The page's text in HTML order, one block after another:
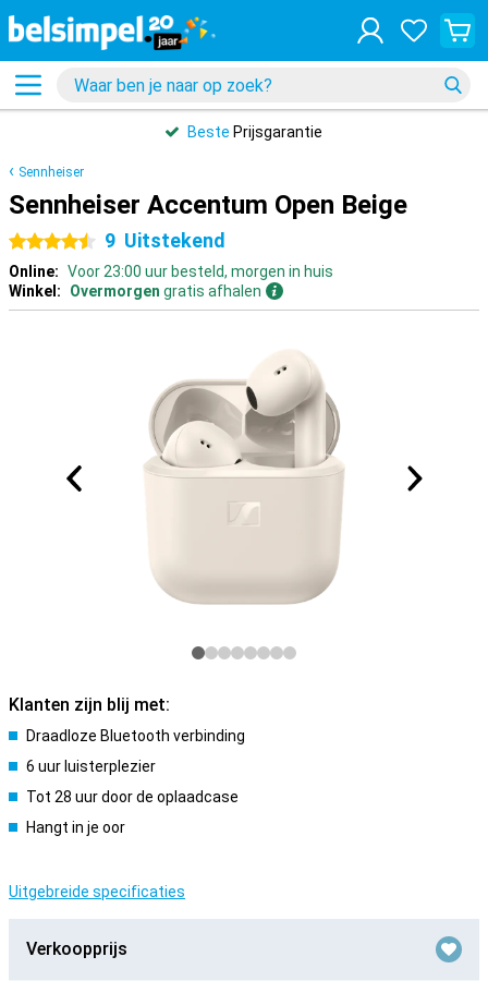
Beste Prijsgarantie
Sennheiser
Sennheiser Accentum Open Beige
4.5 sterren
9 Uitstekend
Online: Voor 23:00 uur besteld, morgen in huis
Winkel:
Overmorgen gratis afhalen
Klanten zijn blij met:
Draadloze Bluetooth verbinding
6 uur luisterplezier
Tot 28 uur door de oplaadcase
Hangt in je oor
Uitgebreide specificaties
Verkoopprijs